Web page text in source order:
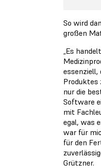
So wird
großen
„Es
essenziell,
Produktes
nur die
Software
mit
egal, was
war für
für den
Grützner.